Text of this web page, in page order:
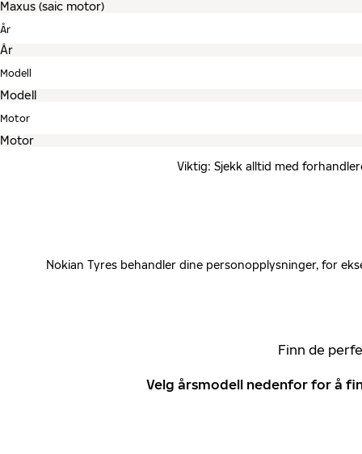
År
Modell
Motor
Viktig: Sjekk alltid med
Nokian Tyres behandler dine personopplysninger, for
Finn de
Velg årsmodell nedenfor for å